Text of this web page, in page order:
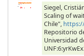
Siegel,
Scaling of
Chile",
Repositorio
Universidad